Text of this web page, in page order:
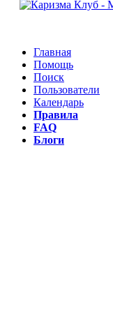
Главная
Помощь
Поиск
Пользователи
Календарь
Правила
FAQ
Блоги